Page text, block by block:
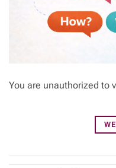
You are unauthorized to